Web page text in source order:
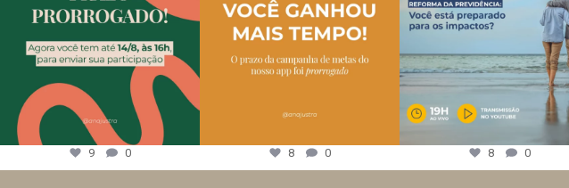
9 0 8 0 8 0